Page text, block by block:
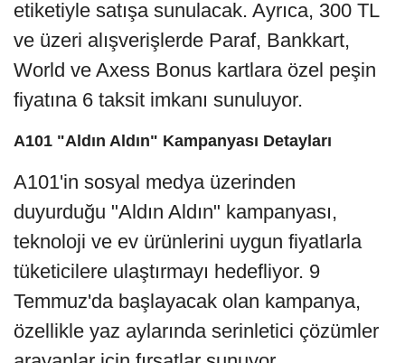
etiketiyle satışa sunulacak. Ayrıca, 300 TL
ve üzeri alışverişlerde Paraf, Bankkart,
World ve Axess Bonus kartlara özel peşin
fiyatına 6 taksit imkanı sunuluyor.
A101 "Aldın Aldın" Kampanyası Detayları
A101'in sosyal medya üzerinden
duyurduğu "Aldın Aldın" kampanyası,
teknoloji ve ev ürünlerini uygun fiyatlarla
tüketicilere ulaştırmayı hedefliyor. 9
Temmuz'da başlayacak olan kampanya,
özellikle yaz aylarında serinletici çözümler